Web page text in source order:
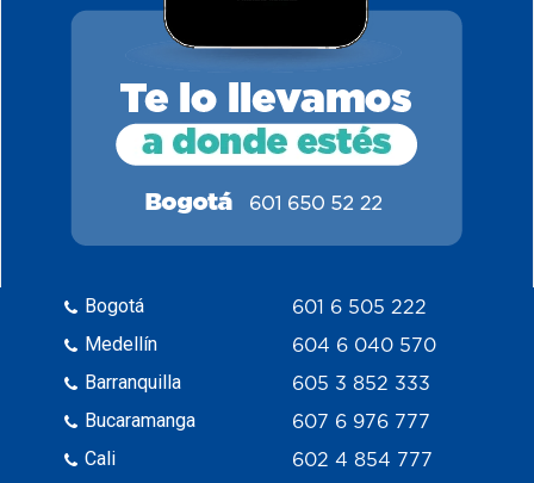
Bogotá
Medellín
Barranquilla
Bucaramanga
Cali
601 6 505 222
604 6 040 570
605 3 852 333
607 6 976 777
602 4 854 777